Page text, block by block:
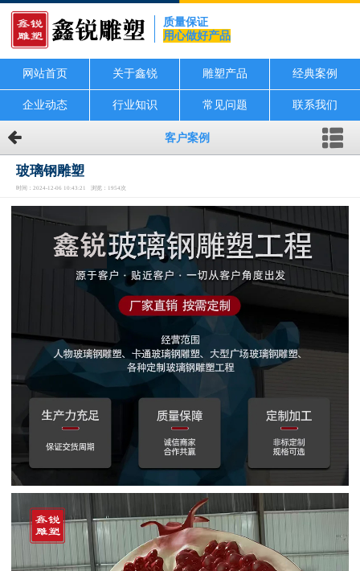
质量保证
用心做好产品
网站首页 关于鑫锐 雕塑产品 经典案例
企业动态 行业知识 常见问题 联系我们
客户案例
玻璃钢雕塑
时间：2024-12-06 10:43:21 浏览：1954次